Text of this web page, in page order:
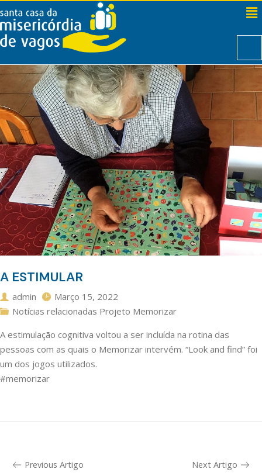
A ESTIMULAR
admin
Março 15, 2022
Notícias relacionadas Projeto Memorizar
A estimulação cognitiva voltou a ser incluída na rotina das
pessoas com as quais o Memorizar intervém. “Look and find” foi
um dos jogos utilizados.
#memorizar
Previous Artigo Next Artigo